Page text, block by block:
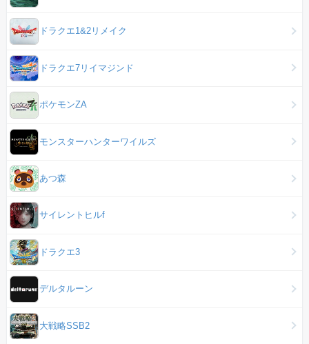
ドラクエ1&2リメイク
ドラクエ7リイマジンド
ポケモンZA
モンスターハンターワイルズ
あつ森
サイレントヒルf
ドラクエ3
デルタルーン
大戦略SSB2